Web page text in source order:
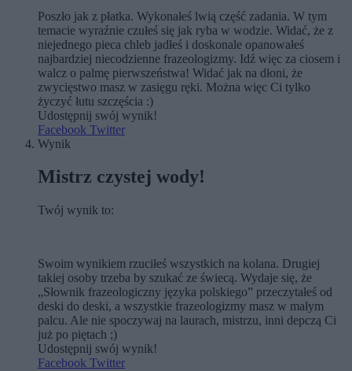
Poszło jak z płatka. Wykonałeś lwią część zadania. W tym
temacie wyraźnie czułeś się jak ryba w wodzie. Widać, że z
niejednego pieca chleb jadłeś i doskonale opanowałeś
najbardziej niecodzienne frazeologizmy. Idź więc za ciosem i
walcz o palmę pierwszeństwa! Widać jak na dłoni, że
zwycięstwo masz w zasięgu ręki. Można więc Ci tylko
życzyć łutu szczęścia :)
Udostępnij swój wynik!
Facebook Twitter
Wynik
Mistrz czystej wody!
Twój wynik to:
Swoim wynikiem rzuciłeś wszystkich na kolana. Drugiej
takiej osoby trzeba by szukać ze świecą. Wydaje się, że
„Słownik frazeologiczny języka polskiego” przeczytałeś od
deski do deski, a wszystkie frazeologizmy masz w małym
palcu. Ale nie spoczywaj na laurach, mistrzu, inni depczą Ci
już po piętach ;)
Udostępnij swój wynik!
Facebook Twitter